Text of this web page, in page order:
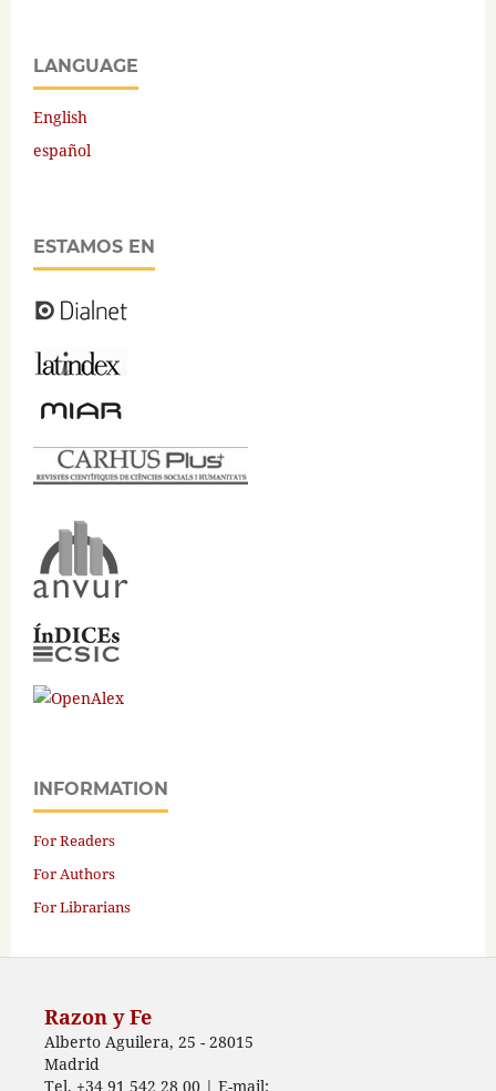
LANGUAGE
English
español
ESTAMOS EN
INFORMATION
For Readers
For Authors
For Librarians
Razon y Fe
Alberto Aguilera, 25 - 28015
Madrid
Tel. +34 91 542 28 00 | E-mail: